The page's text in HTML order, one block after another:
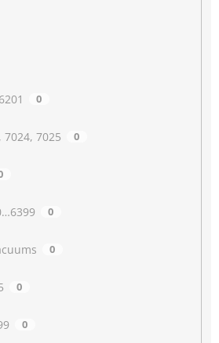
0
7024, 7025 0
0
0
0
0